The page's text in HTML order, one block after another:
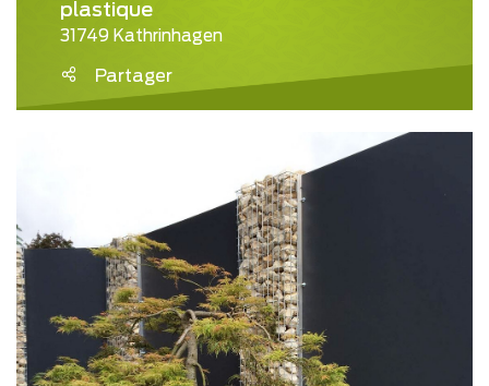
plastique
31749 Kathrinhagen
Partager